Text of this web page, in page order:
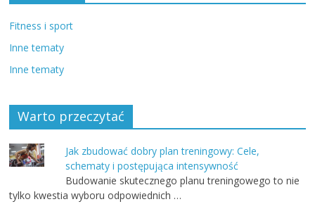
Fitness i sport
Inne tematy
Inne tematy
Warto przeczytać
Jak zbudować dobry plan treningowy: Cele,
schematy i postępująca intensywność
Budowanie skutecznego planu treningowego to nie
tylko kwestia wyboru odpowiednich …